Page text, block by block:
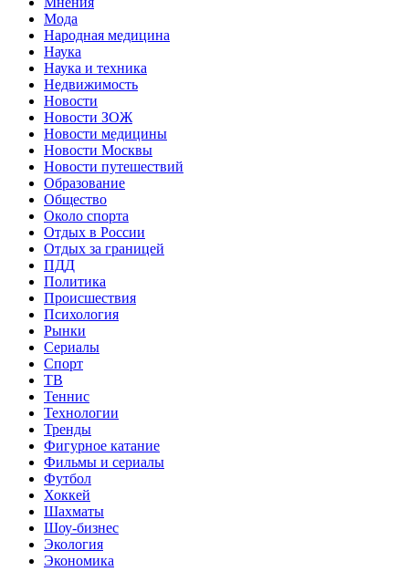
Мода
Народная медицина
Наука
Наука и техника
Недвижимость
Новости
Новости ЗОЖ
Новости медицины
Новости Москвы
Новости путешествий
Образование
Общество
Около спорта
Отдых в России
Отдых за границей
ПДД
Политика
Происшествия
Психология
Рынки
Сериалы
Спорт
ТВ
Теннис
Технологии
Тренды
Фигурное катание
Фильмы и сериалы
Футбол
Хоккей
Шахматы
Шоу-бизнес
Экология
Экономика